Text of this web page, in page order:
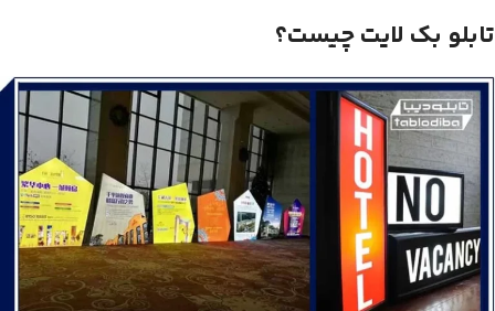
تابلو بک لایت چیست؟